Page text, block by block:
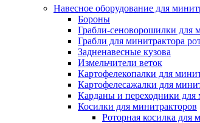
Навесное оборудование для
Бороны
Грабли-сеноворошилки для
Грабли для минитрактора
Задненавесные кузова
Измельчители веток
Картофелекопалки для
Картофелесажалки для
Карданы и переходники для
Косилки для минитракторов
Роторная косилка для